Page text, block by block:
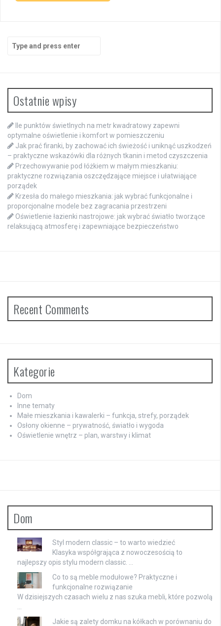
for:
Ostatnie wpisy
Ile punktów świetlnych na metr kwadratowy zapewni
optymalne oświetlenie i komfort w pomieszczeniu
Jak prać firanki, by zachować ich świeżość i uniknąć uszkodzeń
– praktyczne wskazówki dla różnych tkanin i metod czyszczenia
Przechowywanie pod łóżkiem w małym mieszkaniu:
praktyczne rozwiązania oszczędzające miejsce i ułatwiające
porządek
Krzesła do małego mieszkania: jak wybrać funkcjonalne i
proporcjonalne modele bez zagracania przestrzeni
Oświetlenie łazienki nastrojowe: jak wybrać światło tworzące
relaksującą atmosferę i zapewniające bezpieczeństwo
Recent Comments
Kategorie
Dom
Inne tematy
Małe mieszkania i kawalerki – funkcja, strefy, porządek
Osłony okienne – prywatność, światło i wygoda
Oświetlenie wnętrz – plan, warstwy i klimat
Dom
Styl modern classic – to warto wiedzieć
Klasyka współgrająca z nowoczesością to
najlepszy opis stylu modern classic. …
Co to są meble modułowe? Praktyczne i
funkcjonalne rozwiązanie
W dzisiejszych czasach wielu z nas szuka mebli, które pozwolą
Jakie są zalety domku na kółkach w porównaniu do